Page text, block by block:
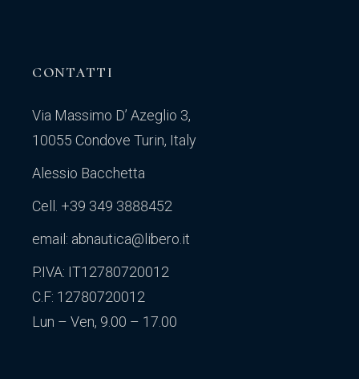
CONTATTI
Via Massimo D’ Azeglio 3,
10055 Condove Turin, Italy
Alessio Bacchetta
Cell. +39 349 3888452
email: abnautica@libero.it
P.IVA: IT12780720012
C.F: 12780720012
Lun – Ven, 9.00 – 17.00